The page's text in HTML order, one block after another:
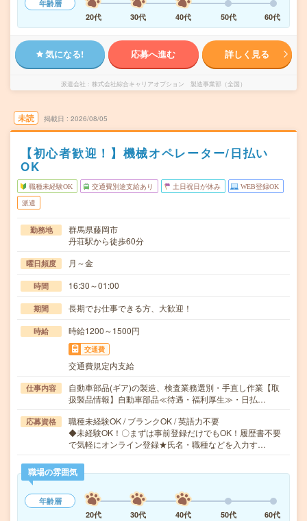
年齢層
20代
30代 40代 50代 60代
気になる! 応募へ進む 詳しく見る
派遣会社 株式会社綜合キャリアオプション 製造事業部（全国）
未読 掲載日 2026/08/05
【初心者歓迎！】機械オペレーター/日払い
OK
職種未経験OK 交通費別途支給あり 土日祝日が休み WEB登録OK
派遣
勤務地
群馬県藤岡市
丹荘駅から徒歩60分
曜日頻度 月～金
時間 16:30～01:00
期間 長期でお仕事できる方、大歓迎！
時給 時給1200～1500円
交通費
交通費規定内支給
仕事内容
自動車部品(ギア)の製造、検査業務選別・手直し作業【取
扱製品情報】自動車部品≪待遇・福利厚生≫・日払…
応募資格
職種未経験OK / ブランクOK / 英語力不要
◆未経験OK！〇まずは事前登録だけでもOK！履歴書不要
で気軽にオンライン登録★氏名・職種などを入力す…
職場の雰囲気
年齢層
20代
30代 40代 50代 60代